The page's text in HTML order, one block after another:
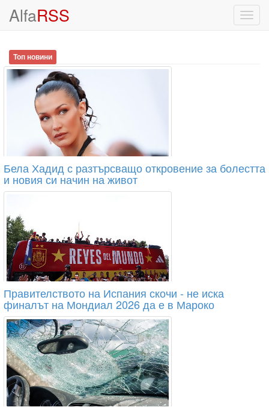
AlfaRSS
Топ новини
Бела Хадид с разтърсващо откровение за болестта
и новия си начин на живот
Правителството на Испания скочи - не иска
финалът на Мондиал 2026 да е в Мароко